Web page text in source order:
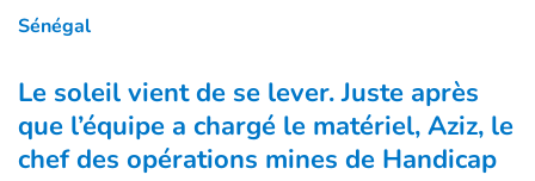
Sénégal
Le soleil vient de se lever. Juste après
que l’équipe a chargé le matériel, Aziz, le
chef des opérations mines de Handicap